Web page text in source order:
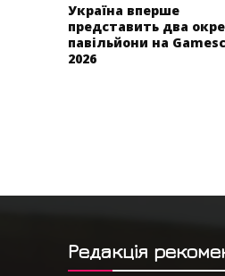
Україна вперше
представить два
павільйони на
2026
Редакція